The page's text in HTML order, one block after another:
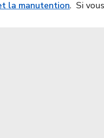
la manutention. Si